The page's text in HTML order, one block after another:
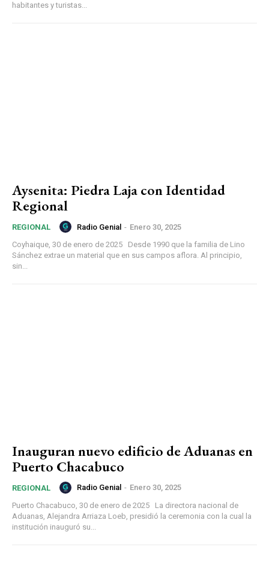
habitantes y turistas...
Aysenita: Piedra Laja con Identidad
Regional
REGIONAL Radio Genial - Enero 30, 2025
Coyhaique, 30 de enero de 2025 Desde 1990 que la familia de Lino
Sánchez extrae un material que en sus campos aflora. Al principio,
sin...
Inauguran nuevo edificio de Aduanas en
Puerto Chacabuco
REGIONAL Radio Genial - Enero 30, 2025
Puerto Chacabuco, 30 de enero de 2025 La directora nacional de
Aduanas, Alejandra Arriaza Loeb, presidió la ceremonia con la cual la
institución inauguró su...